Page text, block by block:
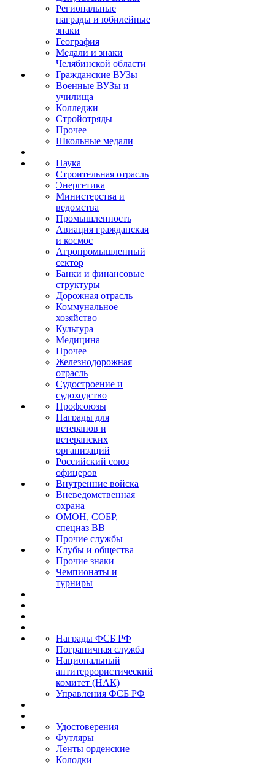
Региональные
награды и юбилейные
знаки
География
Медали и знаки
Челябинской области
Гражданские ВУЗы
Военные ВУЗы и
училища
Колледжи
Стройотряды
Прочее
Школьные медали
Наука
Строительная отрасль
Энергетика
Министерства и
ведомства
Промышленность
Авиация гражданская
и космос
Агропромышленный
сектор
Банки и финансовые
структуры
Дорожная отрасль
Коммунальное
хозяйство
Культура
Медицина
Прочее
Железнодорожная
отрасль
Судостроение и
судоходство
Профсоюзы
Награды для
ветеранов и
ветеранских
организаций
Российский союз
офицеров
Внутренние войска
Вневедомственная
охрана
ОМОН, СОБР,
спецназ ВВ
Прочие службы
Клубы и общества
Прочие знаки
Чемпионаты и
турниры
Награды ФСБ РФ
Пограничная служба
Национальный
антитеррористический
комитет (НАК)
Управления ФСБ РФ
Удостоверения
Футляры
Ленты орденские
Колодки